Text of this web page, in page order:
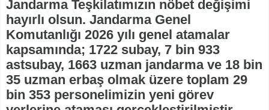
Jandarma Teşkilatımızın nöbet değişimi
hayırlı olsun. Jandarma Genel
Komutanlığı 2026 yılı genel atamalar
kapsamında; 1722 subay, 7 bin 933
astsubay, 1663 uzman jandarma ve 18 bin
35 uzman erbaş olmak üzere toplam 29
bin 353 personelimizin yeni görev